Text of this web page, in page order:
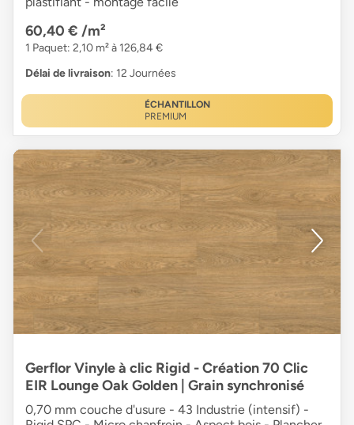
60,40 € /m²
1 Paquet: 2,10 m² à 126,84 €
Délai de livraison: 12 Journées
ÉCHANTILLON
PREMIUM
Gerflor Vinyle à clic Rigid - Création 70 Clic
EIR Lounge Oak Golden | Grain synchronisé
0,70 mm couche d'usure - 43 Industrie (intensif) -